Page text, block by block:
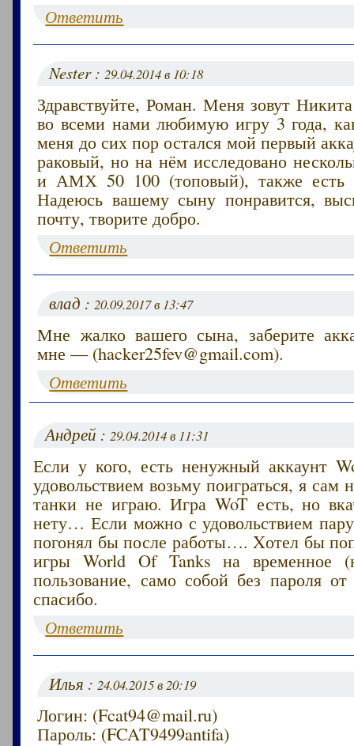
Ответить
Nester :29.04.2014 в 10:18
Здравствуйте, Роман. Меня зовут
во всеми нами любимую игру 3 года,
меня до сих пор остался мой первый
раковый, но на нём исследовано
и АМХ 50 100 (топовый), также есть
Надеюсь вашему сыну понравится,
почту, творите добро.
Ответить
влад :20.09.2017 в 13:47
Мне жалко вашего сына, заберите
мне — (hacker25fev@gmail.com).
Ответить
Андрей :29.04.2014 в 11:31
Если у кого, есть ненужный аккаунт
удовольствием возьму поиграться, я сам
танки не играю. Игра WoT есть, но
нету… Если можно с удовольствием
погонял бы после работы…. Xотел бы
игры World Of Tanks на временное
пользование, само собой без пароля
спасибо.
Ответить
Илья :24.04.2015 в 20:19
Логин: (Fcat94@mail.ru)
Пароль: (FCAT9499antifa)